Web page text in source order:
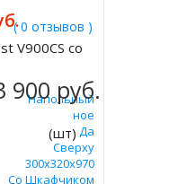
( 0 отзывов )
Напольный
Компрессорное
Да
Сверху
300х320х970
Со Шкафчиком
V900CS со
900 руб.
(шт)